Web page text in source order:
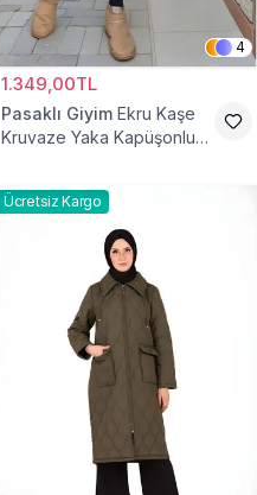
4
1.349,00TL
Pasaklı Giyim Ekru Kaşe
Kruvaze Yaka Kapüşonlu
Ücretsiz Kargo